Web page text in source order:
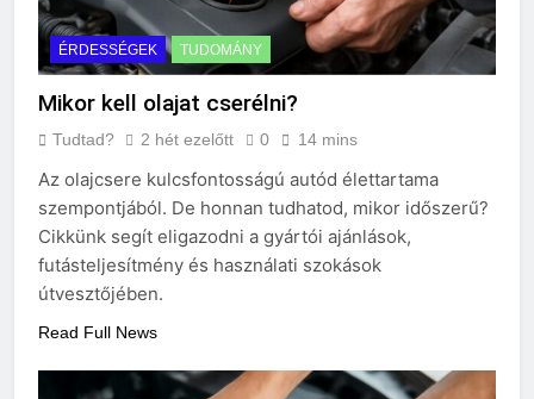
2 Nap Ezelőtt
Miért zsibbad a kéz?
2 Nap Ezelőtt
Miért fáj a váll?
3 Nap Ezelőtt
3 Nap Ezelőtt
ÉRDESSÉGEK TUDOMÁNY
Mikor kell olajat cserélni?
Tudtad? 2 hét ezelőtt 0 14 mins
Az olajcsere kulcsfontosságú autód élettartama
szempontjából. De honnan tudhatod, mikor időszerű?
Cikkünk segít eligazodni a gyártói ajánlások,
futásteljesítmény és használati szokások
útvesztőjében.
Read Full News